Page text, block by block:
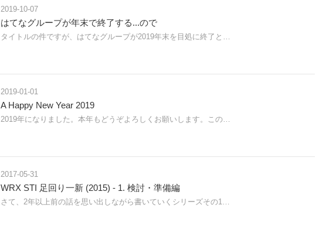
2019-10-07
はてなグループが年末で終了する...ので
タイトルの件ですが、はてなグループが2019年末を目処に終了と…
2019-01-01
A Happy New Year 2019
2019年になりました。本年もどうぞよろしくお願いします。この…
2017-05-31
WRX STI 足回り一新 (2015) - 1. 検討・準備編
さて、2年以上前の話を思い出しながら書いていくシリーズその1…